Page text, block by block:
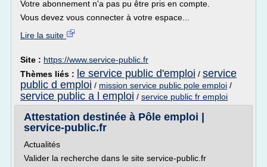
Votre abonnement n'a pas pu être pris en compte.
Vous devez vous connecter à votre espace...
Lire la suite
Site : https://www.service-public.fr
Thèmes liés : le service public d'emploi / service
public d emploi / mission service public pole emploi /
service public a l emploi / service public fr emploi
Attestation destinée à Pôle emploi |
service-public.fr
Actualités
Valider la recherche dans le site service-public.fr